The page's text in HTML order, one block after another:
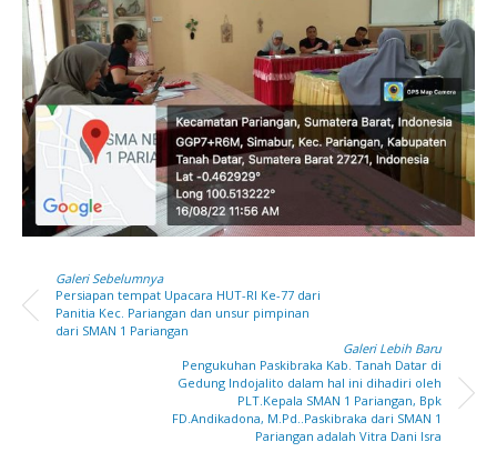
Galeri Sebelumnya
Persiapan tempat Upacara HUT-RI Ke-77 dari
Panitia Kec. Pariangan dan unsur pimpinan
dari SMAN 1 Pariangan
Galeri Lebih Baru
Pengukuhan Paskibraka Kab. Tanah Datar di
Gedung Indojalito dalam hal ini dihadiri oleh
PLT.Kepala SMAN 1 Pariangan, Bpk
FD.Andikadona, M.Pd..Paskibraka dari SMAN 1
Pariangan adalah Vitra Dani Isra